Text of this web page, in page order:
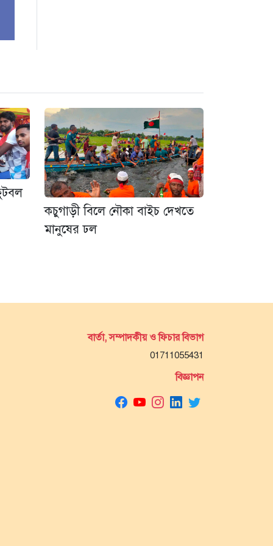
কচুগাড়ী বিলে নৌকা বাইচ দেখতে
মানুষের ঢল
বার্তা, সম্পাদকীয় ও ফিচার বিভাগ
01711055431
বিজ্ঞাপন